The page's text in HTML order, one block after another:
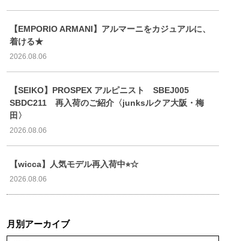
【EMPORIO ARMANI】アルマーニをカジュアルに、
着ける★
2026.08.06
【SEIKO】PROSPEX アルピニスト SBEJ005
SBDC211 再入荷のご紹介〈junksルクア大阪・梅
田〉
2026.08.06
【wicca】人気モデル再入荷中⭐︎☆
2026.08.06
月別アーカイブ